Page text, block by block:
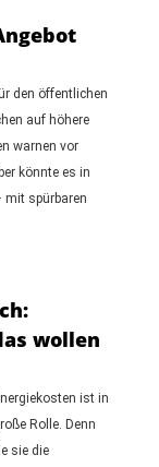
den öffentlichen
auf höhere
warnen vor
könnte es in
mit spürbaren
wollen
ist in
Rolle. Denn
sie die